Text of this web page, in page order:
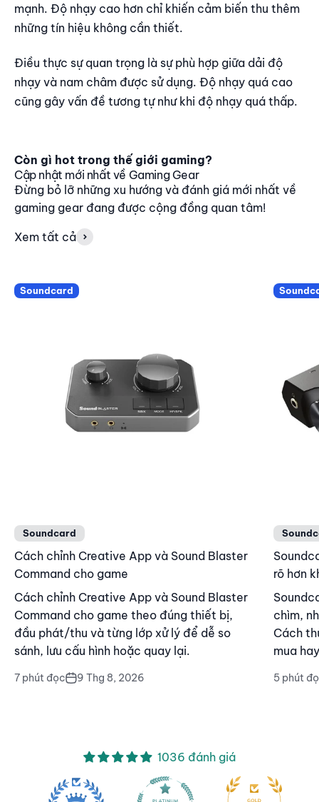
mạnh. Độ nhạy cao hơn chỉ khiến cảm biến thu thêm
những tín hiệu không cần thiết.
Điều thực sự quan trọng là sự phù hợp giữa dải độ
nhạy và nam châm được sử dụng. Độ nhạy quá cao
cũng gây vấn đề tương tự như khi độ nhạy quá thấp.
Còn gì hot trong thế giới gaming?
Cập nhật mới nhất về Gaming Gear
Đừng bỏ lỡ những xu hướng và đánh giá mới nhất về
gaming gear đang được cộng đồng quan tâm!
Xem tất cả
Soundcard
Soundcard
Cách chỉnh Creative App và Sound Blaster
Command cho game
Cách chỉnh Creative App và Sound Blaster
Command cho game theo đúng thiết bị,
đầu phát/thu và từng lớp xử lý để dễ so
sánh, lưu cấu hình hoặc quay lại.
7 phút đọc 9 Thg 8, 2026
rõ hơn
chìm,
Cách
mua
5 phút
1036 đánh giá